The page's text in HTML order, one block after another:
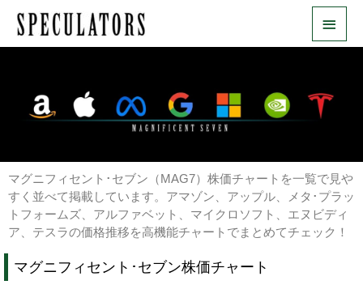
メ
イ
メ
ュ
ー
マグニフィセント･セブン（MAG7）株価チャートを一覧で見や
すく並べて掲載しています。アマゾン、アップル、メタ･プラッ
トフォームズ、アルファベット、マイクロソフト、エヌビディ
ア、テスラの価格推移を高機能チャートでまとめてチェック！
マグニフィセント･セブン株価チャート